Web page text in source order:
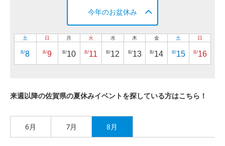
今年のお盆休み
土
8/8
日
8/9
月
8/10
火
8/11
水
8/12
木
8/13
金
8/14
土
8/15
日
8/16
来週以降の佐賀県の夏休みイベントを探している方はこちら！
6月 7月 8月